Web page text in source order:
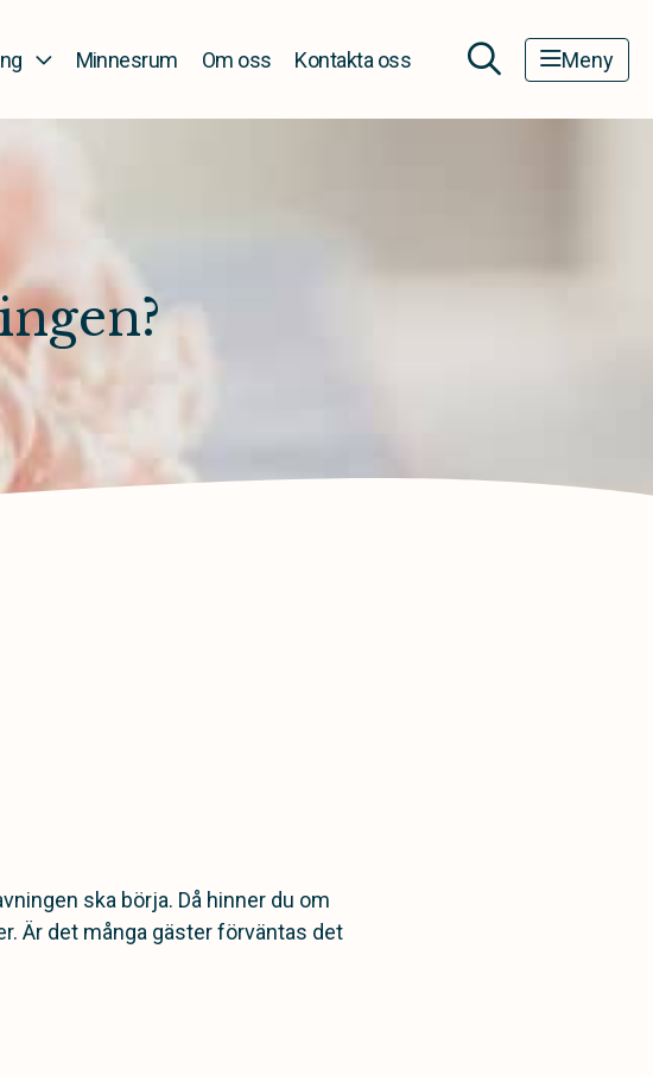
Minnesrum Om oss Kontakta oss Meny
ska börja. Då hinner du om
Är det många gäster förväntas det